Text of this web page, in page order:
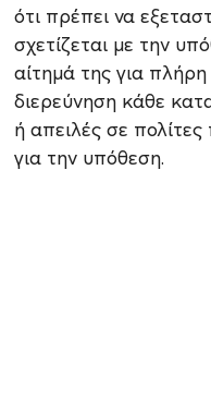
ότι πρέπει να
σχετίζεται με την
αίτημά της για
διερεύνηση κάθε
ή απειλές σε
για την υπόθεση.